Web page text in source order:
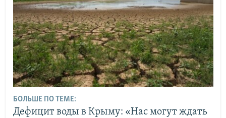
БОЛЬШЕ ПО ТЕМЕ:
Дефицит воды в Крыму: «Нас могут ждать